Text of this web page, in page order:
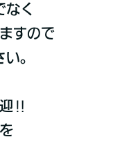
なく
すので
。
‼